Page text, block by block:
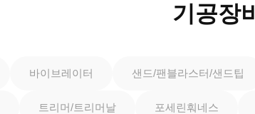
기공장비
바이브레이터 샌드/팬블라스터/샌드팁
트리머/트리머날 포세린훠네스